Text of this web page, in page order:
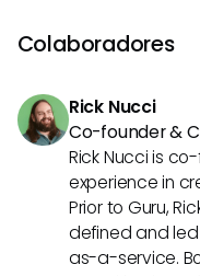
informações
entender o
Colaboradores
Rick Nucci
Co-founder &
Rick Nucci is
experience in
Prior to Guru,
defined and
as-a-service.